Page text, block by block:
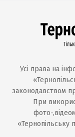
Усі права на
законодавством
При
фото-
«Тернопільську